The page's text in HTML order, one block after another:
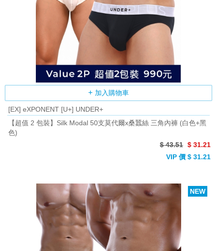
加入購物車
[EX] eXPONENT [U+] UNDER+
【超值 2 包裝】Silk Modal 50支莫代爾x桑蠶絲 三角內褲 (白色+黑
色)
$ 43.51 $ 31.21
VIP 價 $ 31.21
NEW